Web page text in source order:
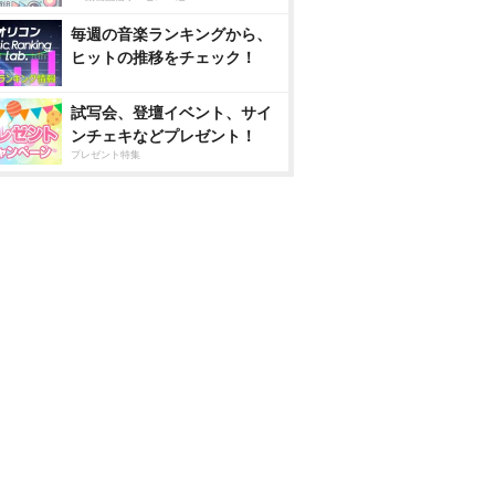
毎週の音楽ランキングから、
ヒットの推移をチェック！
試写会、登壇イベント、サイ
ンチェキなどプレゼント！
プレゼント特集